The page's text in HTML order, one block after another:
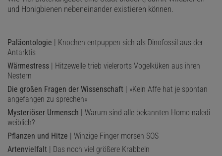
und Honigbienen nebeneinander existieren können.
Paläontologie | Knochen entpuppen sich als Dinofossil aus der
Antarktis
Wärmestress | Hitzewelle trieb vielerorts Vogelküken aus ihren
Nestern
Die großen Fragen der Wissenschaft | »Kein Affe hat je spontan
angefangen zu sprechen«
Mysteriöser Urmensch | Warum sind alle bekannten Homo naledi
weiblich?
Pflanzen und Hitze | Winzige Finger morsen SOS
Artenvielfalt | Das noch viel größere Krabbeln